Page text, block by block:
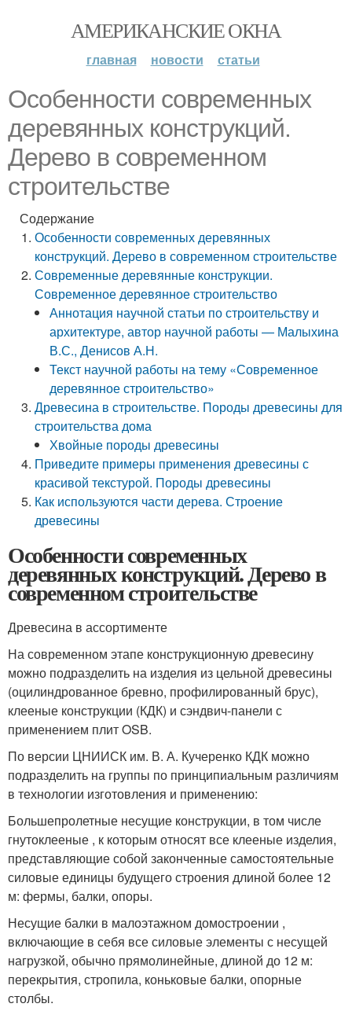
АМЕРИКАНСКИЕ ОКНА
главная новости статьи
Особенности современных
деревянных конструкций.
Дерево в современном
строительстве
Содержание
Особенности современных деревянных
конструкций. Дерево в современном строительстве
Современные деревянные конструкции.
Современное деревянное строительство
Аннотация научной статьи по строительству и
архитектуре, автор научной работы — Малыхина
В.С., Денисов А.Н.
Текст научной работы на тему «Современное
деревянное строительство»
Древесина в строительстве. Породы древесины для
строительства дома
Хвойные породы древесины
Приведите примеры применения древесины с
красивой текстурой. Породы древесины
Как используются части дерева. Строение
древесины
Особенности современных
деревянных конструкций. Дерево в
современном строительстве
Древесина в ассортименте
На современном этапе конструкционную древесину
можно подразделить на изделия из цельной древесины
(оцилиндрованное бревно, профилированный брус),
клееные конструкции (КДК) и сэндвич-панели с
применением плит OSB.
По версии ЦНИИСК им. В. А. Кучеренко КДК можно
подразделить на группы по принципиальным различиям
в технологии изготовления и применению:
Большепролетные несущие конструкции, в том числе
гнутоклееные , к которым относят все клееные изделия,
представляющие собой законченные самостоятельные
силовые единицы будущего строения длиной более 12
м: фермы, балки, опоры.
Несущие балки в малоэтажном домостроении ,
включающие в себя все силовые элементы с несущей
нагрузкой, обычно прямолинейные, длиной до 12 м:
перекрытия, стропила, коньковые балки, опорные
столбы.